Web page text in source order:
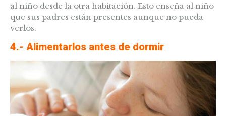
al niño desde la otra habitación. Esto enseña al niño
que sus padres están presentes aunque no pueda
verlos.
4.- Alimentarlos antes de dormir